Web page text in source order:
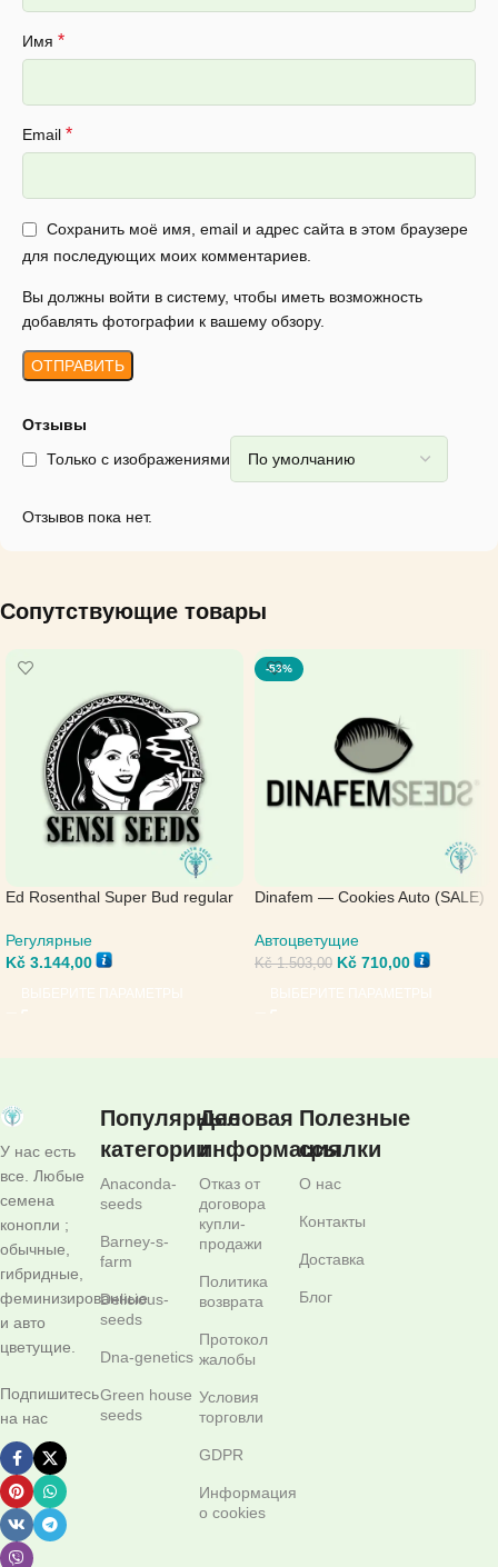
Отзывы
Только с изображениями
Отзывов пока нет.
Имя *
Email *
Сохранить моё имя, email и адрес сайта в этом браузере
для последующих моих комментариев.
Вы должны войти в систему, чтобы иметь возможность
добавлять фотографии к вашему обзору.
Сопутствующие товары
Ed Rosenthal Super Bud regular
Регулярные
Kč 3.144,00
-53%
Dinafem — Cookies Auto (SALE)
Автоцветущие
Kč1.503,00 Kč 710,00
ВЫБЕРИТЕ ПАРАМЕТРЫ
У нас есть
все. Любые
семена
конопли ;
обычные,
гибридные,
феминизированные
и авто
цветущие.
Подпишитесь
на нас
Популярные
категории
Anaconda-
seeds
Barney-s-
farm
Delicious-
seeds
Dna-genetics
Green house
seeds
Деловая
информация
Отказ от
договора
купли-
продажи
Политика
возврата
Протокол
жалобы
Условия
торговли
GDPR
Информация
о cookies
Полезные
ссылки
О нас
Контакты
Доставка
Блог